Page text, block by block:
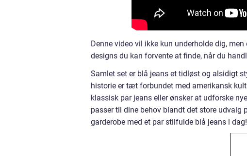
Denne video vil ikke kun underholde dig,
designs du kan forvente at finde, når du
Samlet set er blå jeans et tidløst og alsidigt
historie er tæt forbundet med amerikansk
klassisk par jeans eller ønsker at udforske
passer til dine behov blandt det store udvalg
garderobe med et par stilfulde blå jeans i dag!